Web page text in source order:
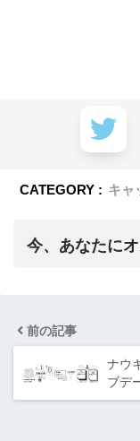
CATEGORY : キャ
今、あなたに
前の記事
ナウ
ブデ